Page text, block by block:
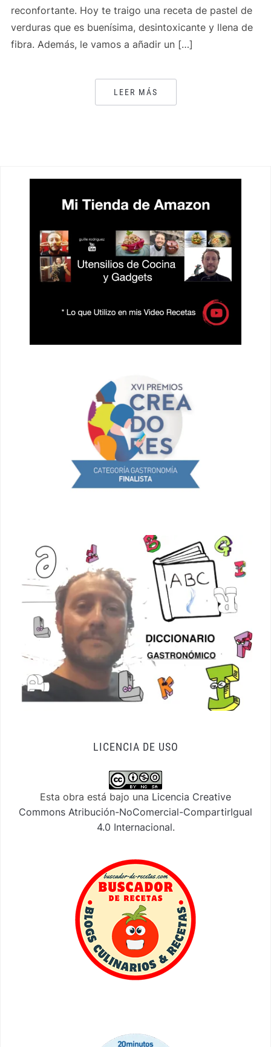
reconfortante. Hoy te traigo una receta de pastel de
verduras que es buenísima, desintoxicante y llena de
fibra. Además, le vamos a añadir un […]
LEER MÁS
LICENCIA DE USO
Esta obra está bajo una Licencia Creative
Commons Atribución-NoComercial-CompartirIgual
4.0 Internacional.